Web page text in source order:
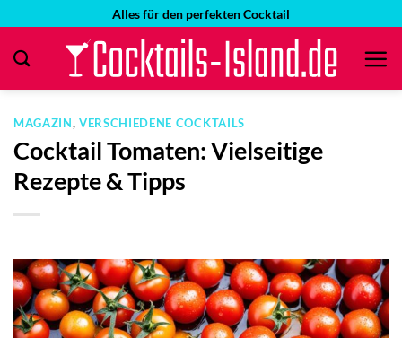
springen
Alles für den perfekten Cocktail
MAGAZIN,VERSCHIEDENE COCKTAILS
Cocktail Tomaten: Vielseitige
Rezepte & Tipps